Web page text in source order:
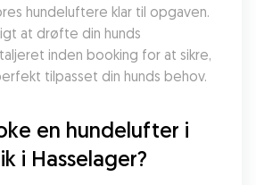
hundeluftere klar til opgaven.
at drøfte din hunds
inden booking for at sikre,
tilpasset din hunds behov.
en hundelufter i
i Hasselager?